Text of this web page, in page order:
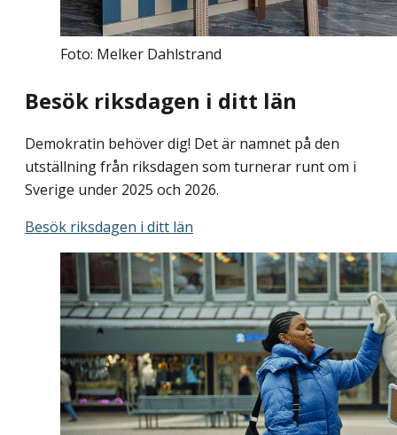
Foto: Melker Dahlstrand
Besök riksdagen i ditt län
Demokratin behöver dig! Det är namnet på den
utställning från riksdagen som turnerar runt om i
Sverige under 2025 och 2026.
Besök riksdagen i ditt län